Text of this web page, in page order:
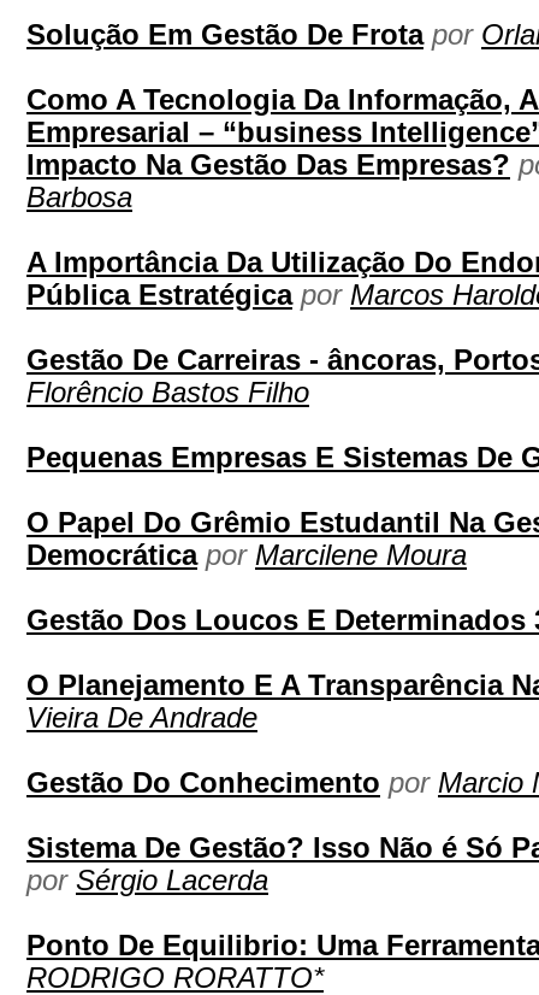
Solução Em Gestão De Frota por
Como A Tecnologia Da Informação,
Empresarial – “business
Impacto Na Gestão Das Empresas?
Barbosa
A Importância Da Utilização Do
Pública Estratégica por Marcos
Gestão De Carreiras - âncoras,
Florêncio Bastos Filho
Pequenas Empresas E Sistemas De
O Papel Do Grêmio Estudantil Na
Democrática por Marcilene Moura
Gestão Dos Loucos E Determinados
O Planejamento E A Transparência
Vieira De Andrade
Gestão Do Conhecimento por Marcio
Sistema De Gestão? Isso Não é Só
por Sérgio Lacerda
Ponto De Equilibrio: Uma
RODRIGO RORATTO*